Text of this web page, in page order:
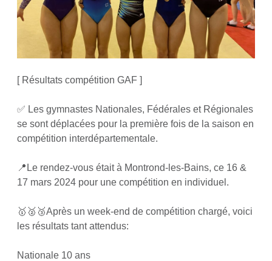
[ Résultats compétition GAF ]
✅ Les gymnastes Nationales, Fédérales et Régionales
se sont déplacées pour la première fois de la saison en
compétition interdépartementale.
📍Le rendez-vous était à Montrond-les-Bains, ce 16 &
17 mars 2024 pour une compétition en individuel.
🥇🥈🥉Après un week-end de compétition chargé, voici
les résultats tant attendus:
Nationale 10 ans